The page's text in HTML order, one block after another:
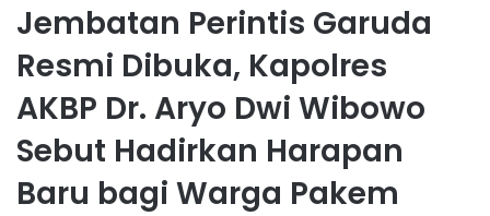
Jembatan Perintis Garuda
Resmi Dibuka, Kapolres
AKBP Dr. Aryo Dwi Wibowo
Sebut Hadirkan Harapan
Baru bagi Warga Pakem